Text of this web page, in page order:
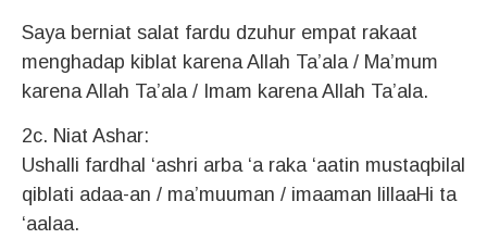
Saya berniat salat fardu dzuhur empat rakaat
menghadap kiblat karena Allah Ta’ala / Ma’mum
karena Allah Ta’ala / Imam karena Allah Ta’ala.
2c. Niat Ashar:
Ushalli fardhal ‘ashri arba ‘a raka ‘aatin mustaqbilal
qiblati adaa-an / ma’muuman / imaaman lillaaHi ta
‘aalaa.